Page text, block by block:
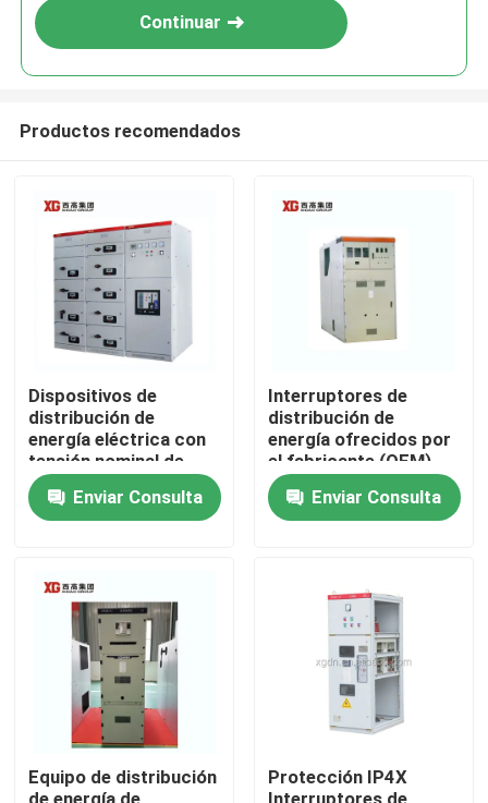
Hogar
Productos
Sobre nosotros
Continuar
Productos recomendados
Dispositivos de
distribución de
energía eléctrica con
tensión nominal de
hasta 17,5 KV
ofrecidos por OEM
Enviar Consulta
Interruptores de
distribución de
energía ofrecidos por
el fabricante (OEM)
para interruptores de
vacío o SF6 y
temperatura ambiente
Enviar Consulta
Equipo de distribución
Protección IP4X